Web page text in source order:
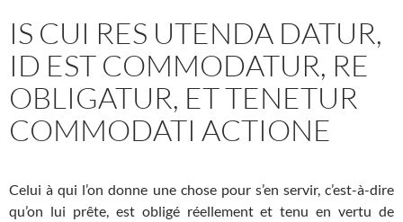
IS CUI RES UTENDA DATUR,
ID EST COMMODATUR, RE
OBLIGATUR, ET TENETUR
COMMODATI ACTIONE
Celui à qui l’on donne une chose pour s’en servir, c’est-à-dire
qu’on lui prête, est obligé réellement et tenu en vertu de